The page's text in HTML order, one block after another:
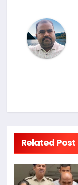
Related Post